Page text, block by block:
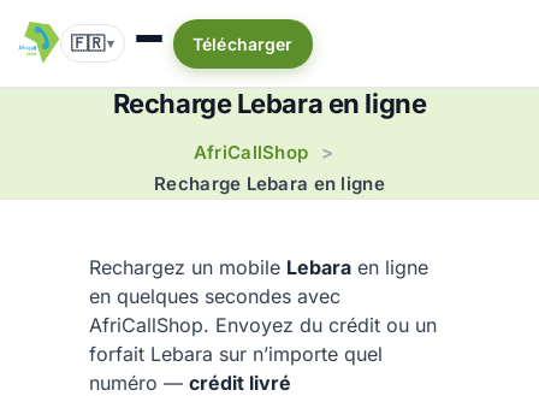
🇫🇷▾ Télécharger
Recharge Lebara en ligne
AfriCallShop
>
Recharge Lebara en ligne
Rechargez un mobile Lebara en ligne
en quelques secondes avec
AfriCallShop. Envoyez du crédit ou un
forfait Lebara sur n’importe quel
numéro — crédit livré